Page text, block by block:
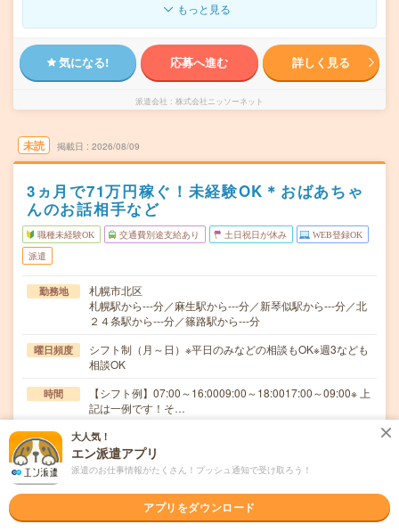
もっと見る
気になる! 応募へ進む 詳しく見る
派遣会社 株式会社ニッソーネット
未読 掲載日 2026/08/09
3ヵ月で71万円稼ぐ！未経験OK＊おばあちゃ
んのお話相手など
職種未経験OK 交通費別途支給あり 土日祝日が休み WEB登録OK
派遣
勤務地
札幌市北区
札幌駅から---分／麻生駅から---分／新琴似駅から---分／北
２４条駅から---分／篠路駅から---分
曜日頻度
シフト制（月～日）※平日のみなどの相談もOK※週3なども
相談OK
時間
【シフト例】07:00～16:0009:00～18:0017:00～09:00※ 上
記は一例です！そ…
期間 即日～2ヶ月以上 ■開始日の相談OK！
時給
無資格の方：時給1350円～1687円 / 介護福祉士：時給
全額支給
大人気！
エン派遣アプリ
派遣のお仕事情報がたくさん！プッシュ通知で受け取ろう！
アプリをダウンロード